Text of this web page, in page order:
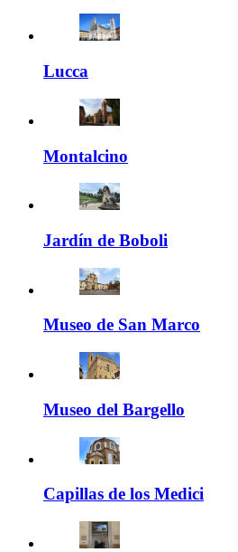
Lucca
Montalcino
Jardín de Boboli
Museo de San Marco
Museo del Bargello
Capillas de los Medici